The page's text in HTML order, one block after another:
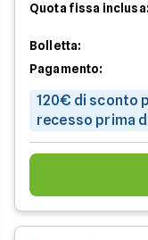
Quota fissa inclusa:
Bolletta:
Pagamento:
120€ di sconto
recesso prima